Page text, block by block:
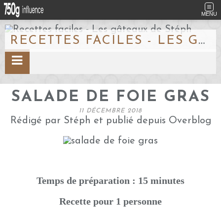
MENU
RECETTES FACILES - LES GÂTEAUX DE STÉPH
SALADE DE FOIE GRAS
11 DÉCEMBRE 2018
Rédigé par Stéph et publié depuis Overblog
Temps de préparation : 15 minutes
Recette pour 1 personne